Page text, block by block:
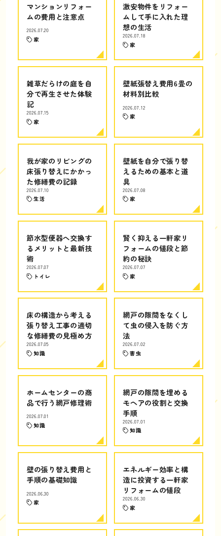
マンションリフォー
ムの費用と注意点
2026.07.20
家
激安物件をリフォー
ムして手に入れた理
想の生活
2026.07.18
家
雑草だらけの庭を自
分で再生させた体験
記
2026.07.15
家
壁紙張替え費用6畳の
材料別比較
2026.07.12
家
我が家のリビングの
床張り替えにかかっ
た修繕費の記録
2026.07.10
生活
壁紙を自分で張り替
えるための基本と道
具
2026.07.08
家
節水型便器へ交換す
るメリットと最新技
術
2026.07.07
トイレ
賢く抑える一軒家リ
フォームの値段と節
約の秘訣
2026.07.07
家
床の構造から考える
張り替え工事の適切
な修繕費の見極め方
2026.07.05
知識
網戸の隙間をなくし
て虫の侵入を防ぐ方
法
2026.07.02
害虫
ホームセンターの商
品で行う網戸修理術
2026.07.01
知識
網戸の隙間を埋める
モヘアの役割と交換
手順
2026.07.01
知識
壁の張り替え費用と
手順の基礎知識
2026.06.30
家
エネルギー効率と構
造に投資する一軒家
リフォームの値段
2026.06.30
家